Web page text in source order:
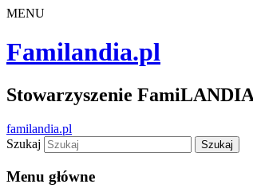
MENU
Familandia.pl
Stowarzyszenie
familandia.pl
Szukaj
Menu główne